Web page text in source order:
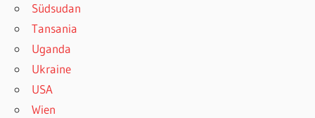
Südsudan
Tansania
Uganda
Ukraine
USA
Wien